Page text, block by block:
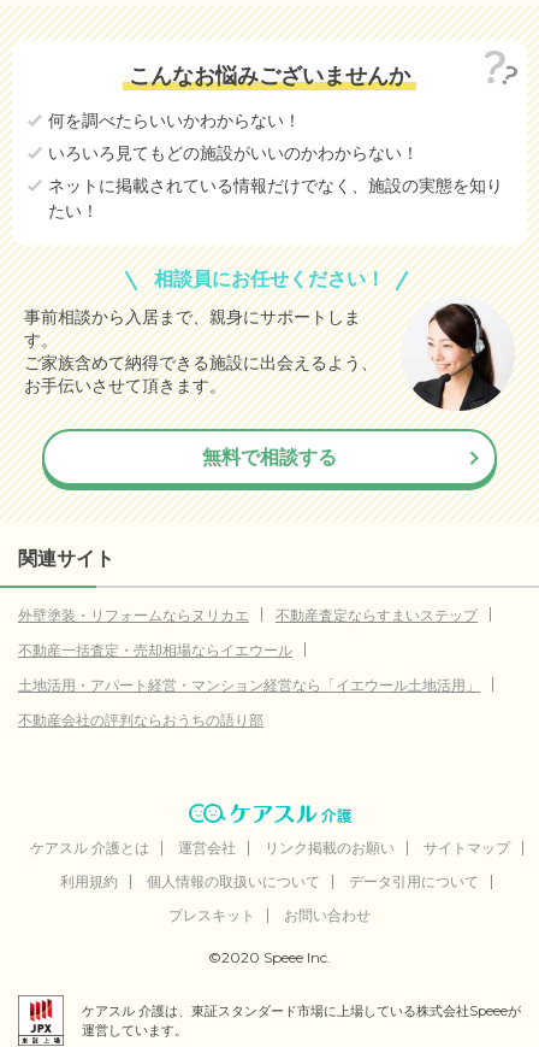
こんなお悩みございませんか
何を調べたらいいかわからない！
いろいろ見てもどの施設がいいのかわからない！
ネットに掲載されている情報だけでなく、施設の実態を知り
たい！
相談員にお任せください！
事前相談から入居まで、親身にサポートしま
す。
ご家族含めて納得できる施設に出会えるよう、
お手伝いさせて頂きます。
無料で相談する
関連サイト
外壁塗装・リフォームならヌリカエ
不動産査定ならすまいステップ
不動産一括査定・売却相場ならイエウール
土地活用・アパート経営・マンション経営なら「イエウール土地活用」
不動産会社の評判ならおうちの語り部
ケアスル 介護とは 運営会社 リンク掲載のお願い
サイトマップ
利用規約
個人情報の取扱いについて
データ引用について
プレスキット
お問い合わせ
©2020 Speee Inc.
ケアスル 介護は、東証スタンダード市場に上場している株式会社Speeeが
運営しています。